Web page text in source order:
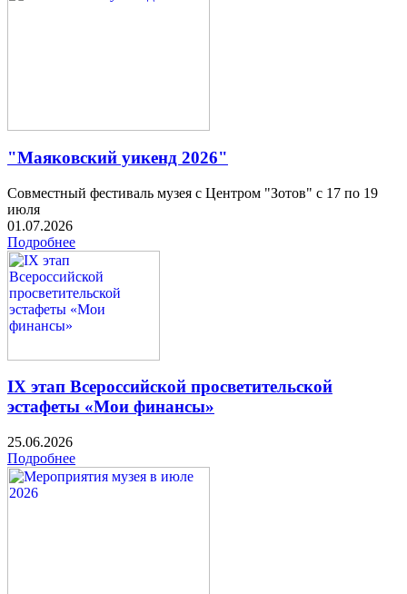
"Маяковский уикенд 2026"
Совместный фестиваль музея с Центром "Зотов" с 17 по 19
июля
01.07.2026
Подробнее
IX этап Всероссийской просветительской
эстафеты «Мои финансы»
25.06.2026
Подробнее